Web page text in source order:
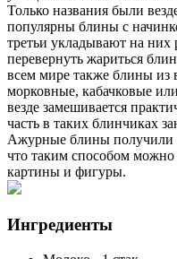
Только названия были
популярны блины с
третьи укладывают на
перевернуть жариться
всем мире также блины из
морковные, кабачковые
везде замешивается
часть в таких блинчиках
Ажурные блины получили
что таким способом
картины и фигуры.
Ингредиенты